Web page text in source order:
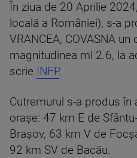
În ziua de 20 Aprilie
locală a României), s-a
VRANCEA, COVASNA
magnitudinea ml 2.6, la
scrie
INFP.
Cutremurul s-a produs
oraşe: 47 km E de
Brașov, 63 km V de
92 km SV de Bacău.